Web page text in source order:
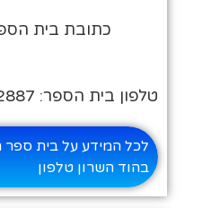
כתובת בית
טלפון בית הספר: 09-7402887
לכל המידע על בית ספר
בהוד השרון טלפון